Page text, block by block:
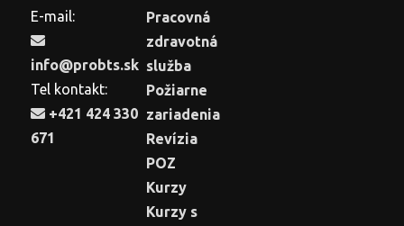
E-mail:
info@probts.sk
Tel kontakt:
+421 424 330
671
Pracovná
zdravotná
služba
Požiarne
zariadenia
Revízia
POZ
Kurzy
Kurzy s